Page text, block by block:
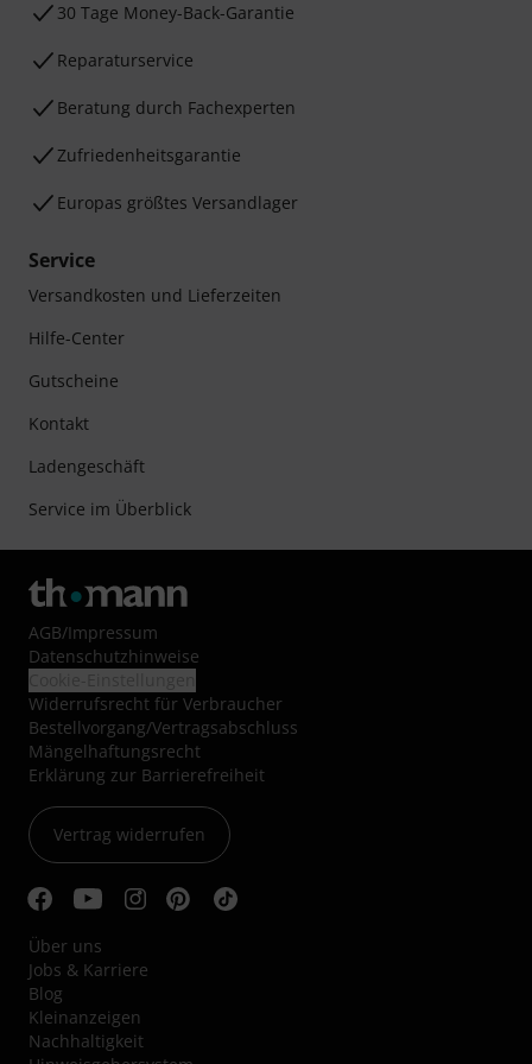
30 Tage Money-Back-Garantie
Reparaturservice
Beratung durch Fachexperten
Zufriedenheitsgarantie
Europas größtes Versandlager
Service
Versandkosten und Lieferzeiten
Hilfe-Center
Gutscheine
Kontakt
Ladengeschäft
Service im Überblick
AGB/Impressum
Datenschutzhinweise
Widerrufsrecht für Verbraucher
Bestellvorgang/Vertragsabschluss
Mängelhaftungsrecht
Erklärung zur Barrierefreiheit
Vertrag widerrufen
Über uns
Jobs & Karriere
Blog
Kleinanzeigen
Nachhaltigkeit